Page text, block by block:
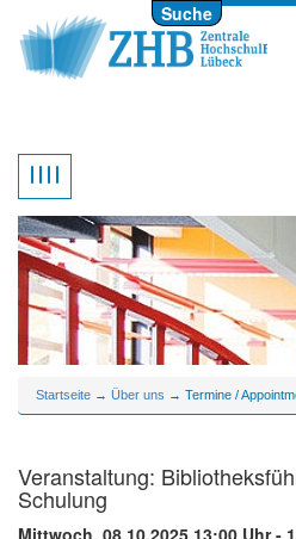
Suche
Startseite → Über uns → Termine /
Veranstaltung:
Schulung
Mittwoch, 08.10.2025 13:00 Uhr -